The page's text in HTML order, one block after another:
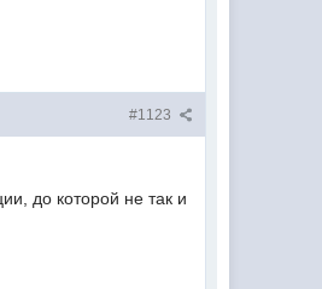
#1123
до которой не так и